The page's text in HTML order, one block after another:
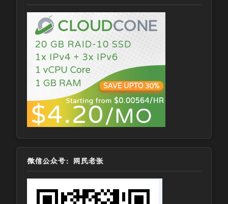
微信公众号：网民老张